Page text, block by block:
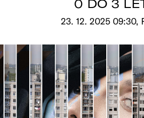
edu
Vše o ČT
0 DO 3
23. 12. 2025 09:30,